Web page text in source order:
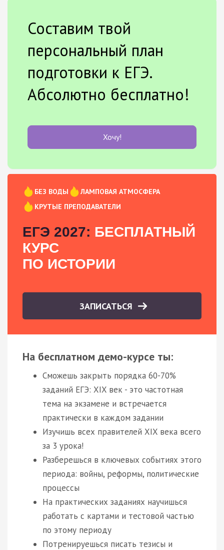
Составим твой
персональный план
подготовки к ЕГЭ.
Абсолютно бесплатно!
Хочу!
БЕЗ ВОДЫ
ЛАМПОВАЯ АТМОСФЕРА
КРУТЫЕ ПРЕПОДАВАТЕЛИ
ЕГЭ 2027: БЕСПЛАТНЫЙ
КУРС
ПО ИСТОРИИ
ЗАПИСАТЬСЯ
На бесплатном демо-курсе ты:
Сможешь закрыть порядка 60-70%
заданий ЕГЭ: XIX век - это частотная
тема на экзамене и встречается
практически в каждом задании
Изучишь всех правителей XIX века всего
за 3 урока!
Разберешься в ключевых событиях этого
периода: войны, реформы, политические
процессы
На практических заданиях научишься
работать с картами и тестовой частью
по этому периоду
Потренируешься писать тезисы и